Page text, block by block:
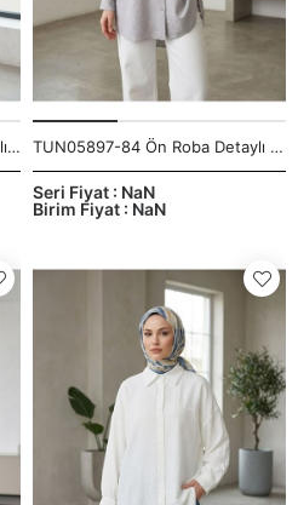
TUN05897-İND Ön Roba Detaylı Tunik-İndigo TUN05897-84 Ön Roba Detaylı Tunik-Açık Gri
Birim Fiyat : NaN
Seri Fiyat : NaN